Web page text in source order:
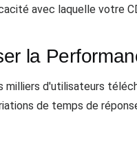
avec laquelle votre
la
milliers d'utilisateurs
de temps de